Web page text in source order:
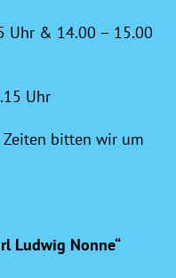
Uhr & 14.00 – 15.00
Uhr
Zeiten bitten wir um
Ludwig Nonne“